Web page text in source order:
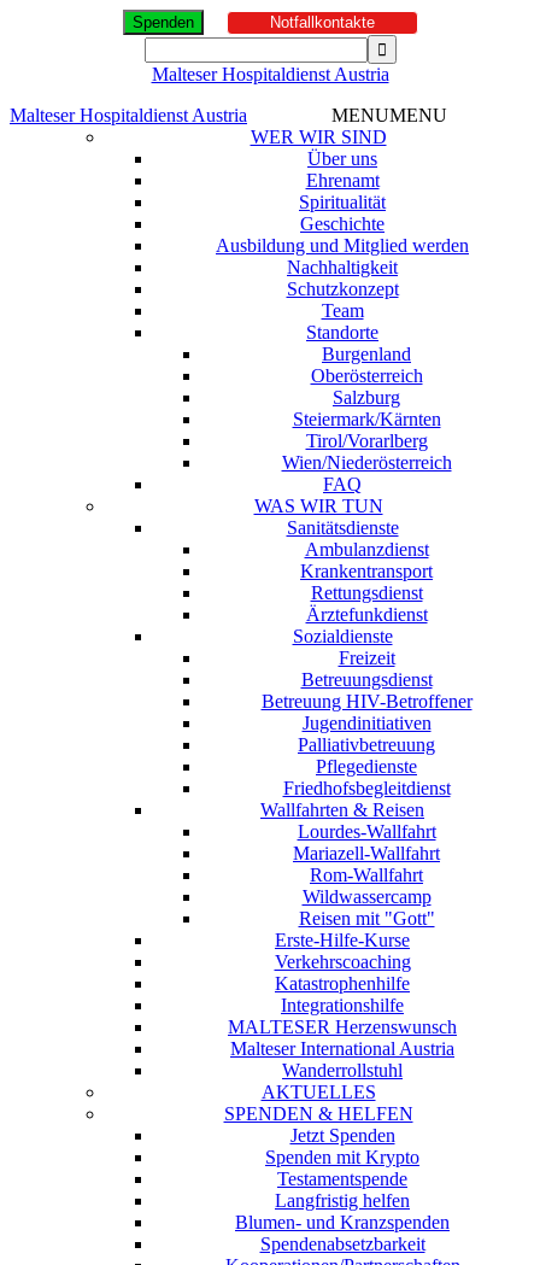
Spenden Notfallkontakte
Malteser Hospitaldienst Austria
Malteser Hospitaldienst Austria
MENUMENU
WER WIR SIND
Über uns
Ehrenamt
Spiritualität
Geschichte
Ausbildung und Mitglied werden
Nachhaltigkeit
Schutzkonzept
Team
Standorte
Burgenland
Oberösterreich
Salzburg
Steiermark/Kärnten
Tirol/Vorarlberg
Wien/Niederösterreich
FAQ
WAS WIR TUN
Sanitätsdienste
Ambulanzdienst
Krankentransport
Rettungsdienst
Ärztefunkdienst
Sozialdienste
Freizeit
Betreuungsdienst
Betreuung HIV-Betroffener
Jugendinitiativen
Palliativbetreuung
Pflegedienste
Friedhofsbegleitdienst
Wallfahrten & Reisen
Lourdes-Wallfahrt
Mariazell-Wallfahrt
Rom-Wallfahrt
Wildwassercamp
Reisen mit "Gott"
Erste-Hilfe-Kurse
Verkehrscoaching
Katastrophenhilfe
Integrationshilfe
MALTESER Herzenswunsch
Malteser International Austria
Wanderrollstuhl
AKTUELLES
SPENDEN & HELFEN
Jetzt Spenden
Spenden mit Krypto
Testamentspende
Langfristig helfen
Blumen- und Kranzspenden
Spendenabsetzbarkeit